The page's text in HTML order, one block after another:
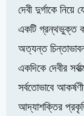
দেবী দুর্গাকে
একটি গ্রন্থভুক্ত
অত্যন্ত
একদিকে দেবীর
সর্বতোভাবে
আদ্যাশক্তির